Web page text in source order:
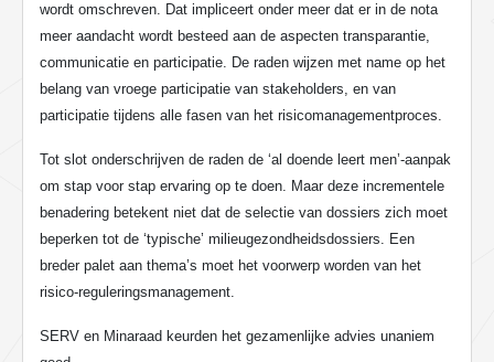
wordt omschreven. Dat impliceert onder meer dat er in de nota
meer aandacht wordt besteed aan de aspecten transparantie,
communicatie en participatie. De raden wijzen met name op het
belang van vroege participatie van stakeholders, en van
participatie tijdens alle fasen van het risicomanagementproces.
Tot slot onderschrijven de raden de ‘al doende leert men’-aanpak
om stap voor stap ervaring op te doen. Maar deze incrementele
benadering betekent niet dat de selectie van dossiers zich moet
beperken tot de ‘typische’ milieugezondheidsdossiers. Een
breder palet aan thema’s moet het voorwerp worden van het
risico-reguleringsmanagement.
SERV en Minaraad keurden het gezamenlijke advies unaniem